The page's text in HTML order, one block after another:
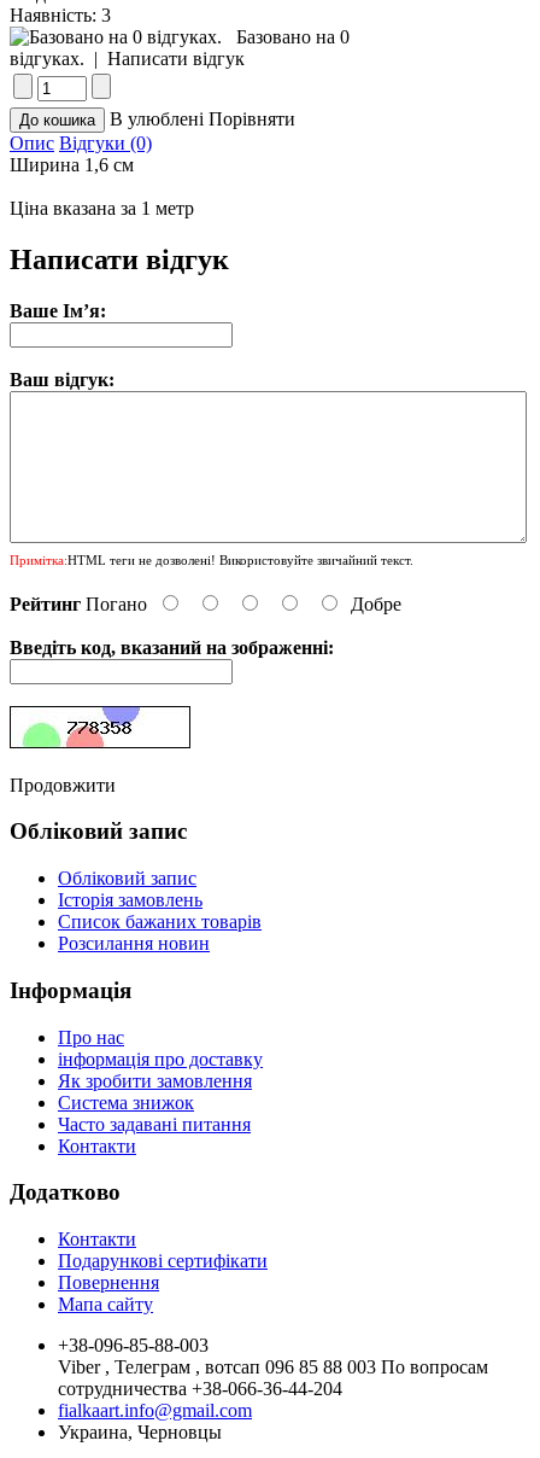
Наявність: 3
Базовано на 0
відгуках. | Написати відгук
В улюблені Порівняти
Опис Відгуки (0)
Ширина 1,6 см
Ціна вказана за 1 метр
Написати відгук
Ваше Ім’я:
Ваш відгук:
Примітка:HTML теги не дозволені! Використовуйте звичайний текст.
Рейтинг Погано Добре
Введіть код, вказаний на зображенні:
Продовжити
Обліковий запис
Обліковий запис
Історія замовлень
Список бажаних товарів
Розсилання новин
Інформація
Про нас
інформація про доставку
Як зробити замовлення
Система знижок
Часто задавані питання
Контакти
Додатково
Контакти
Подарункові сертифікати
Повернення
Мапа сайту
+38-096-85-88-003
Viber , Телеграм , вотсап 096 85 88 003 По вопросам
сотрудничества +38-066-36-44-204
fialkaart.info@gmail.com
Украина, Черновцы